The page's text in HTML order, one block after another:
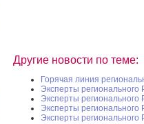
Другие новости по теме:
Горячая линия
Эксперты регионального
Эксперты регионального
Эксперты регионального
Эксперты регионального